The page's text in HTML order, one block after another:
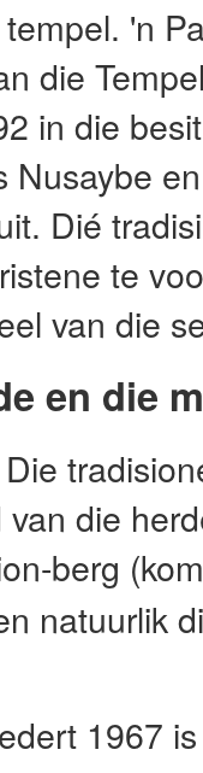
'n
die
in die
Nusaybe
Dié
te
van die
en die
die
berg
natuurlik
1967